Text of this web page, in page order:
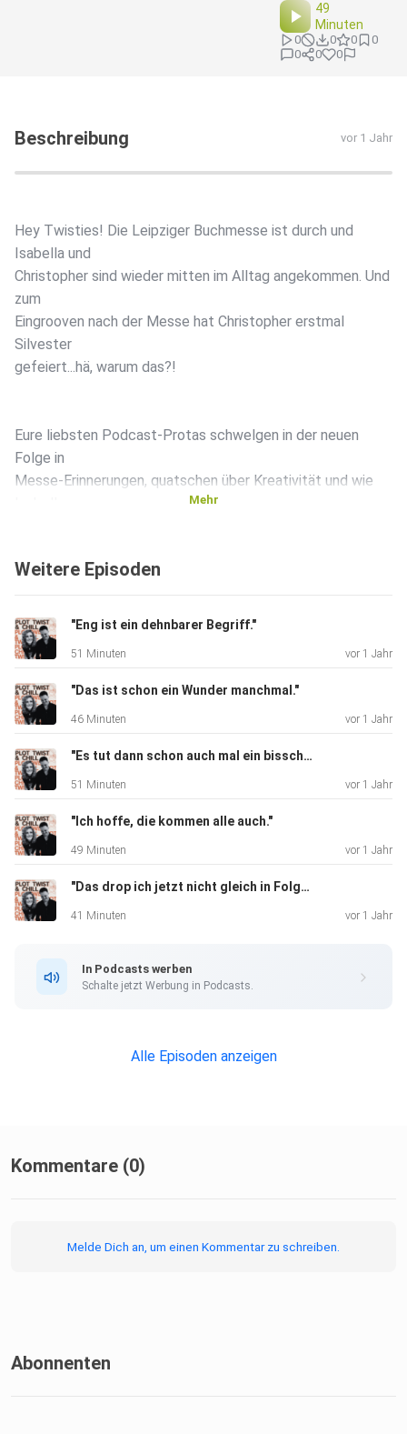
49
Minuten
0 0 0
0
0
0 0
Beschreibung vor 1 Jahr
Hey Twisties! Die Leipziger Buchmesse ist durch und
Isabella und
Christopher sind wieder mitten im Alltag angekommen. Und
zum
Eingrooven nach der Messe hat Christopher erstmal
Silvester
gefeiert...hä, warum das?!
Eure liebsten Podcast-Protas schwelgen in der neuen
Folge in
Messe-Erinnerungen, quatschen über Kreativität und wie
schließlich Stoff zum Sprechen! Wie lange dauert sowas
Ohren gespitzt!
Und wenn die beiden im Podcast "deep talk" ankündigen,
meinen sie
anderes,
gell?!
Viel Spaß mit Folge 6 von "Plot Twist & Chill", alle zwei
Mehr
Weitere Episoden
"Eng ist ein dehnbarer Begriff."
51 Minuten vor 1 Jahr
"Das ist schon ein Wunder manchmal."
46 Minuten vor 1 Jahr
"Es tut dann schon auch mal ein bisschen weh."
51 Minuten vor 1 Jahr
"Ich hoffe, die kommen alle auch."
49 Minuten vor 1 Jahr
"Das drop ich jetzt nicht gleich in Folge eins"
41 Minuten vor 1 Jahr
In Podcasts werben
Schalte jetzt Werbung in Podcasts.
Alle Episoden anzeigen
Kommentare (0)
Melde Dich an, um einen Kommentar zu schreiben.
Abonnenten